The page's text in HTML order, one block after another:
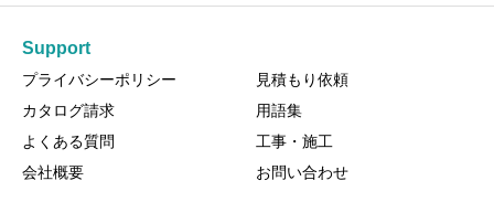
Support
プライバシーポリシー
見積もり依頼
カタログ請求
用語集
よくある質問
工事・施工
会社概要
お問い合わせ